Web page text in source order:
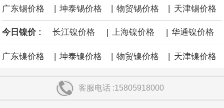
机存取存储器（DRAM）。
广东锡价格 坤泰锡价格 物贸锡价格 天津锡价格
今日镍价 : 长江镍价格 | 上海镍价格 | 华通镍价格
广东镍价格 | 坤泰镍价格 | 物贸镍价格 | 天津镍价格
客服电话 :15805918000